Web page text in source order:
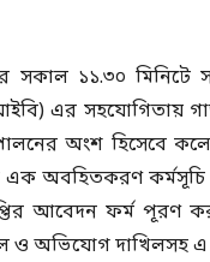
সকাল ১১.৩০
এর
অংশ হিসেবে
অবহিতকরণ কর্মসূচি
আবেদন ফর্ম পূরণ
অভিযোগ দাখিলসহ এ